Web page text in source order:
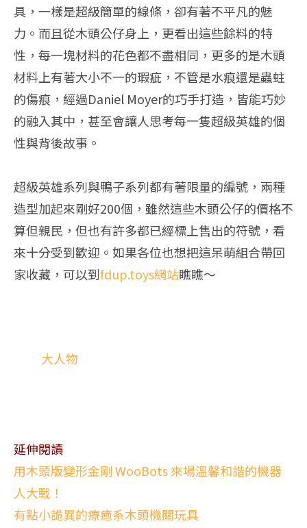
具，一樣是超級簡單的線條，卻有著不平凡的魅
力。而且從木頭公仔身上，更看出這些餘料的特
性，每一塊材料的花色都不盡相同，更多的是木頭
材料上有著大小不一的瑕疵，不管是水痕還是蟲蛀
的傷痕，經過Daniel Moyer的巧手打造，皆能巧妙
的融入其中，甚至會讓人思考每一隻超級英雄的個
性與背後故事。
超級英雄系列與鴨子系列都有著限量的編號，兩種
造型加起來剛好200個，雖然這些木頭公仔的價格不
算但親民，但也有許多都已經標上售出的符號，看
來十分受到歡迎。如果各位也想把這呆萌組合帶回
家收藏，可以到fdup.toys網站瞧瞧～
大人物
延伸閱讀
用木頭版變形金剛 WooBots 來場溫馨和諧的機器
人大戰！
有點小詭異的療癒系木頭機關玩具